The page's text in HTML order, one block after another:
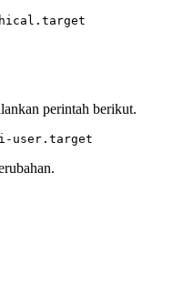
perintah berikut.
user.target